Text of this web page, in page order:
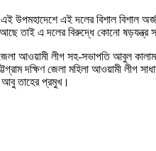
এই দলের বিশাল বিশাল
তাই এ দলের বিরুদ্ধে কোনো ষড়যন্ত্র
জেলা আওয়ামী লীগ সহ-সভাপতি আবুল
জেলা মহিলা আওয়ামী লীগ
আবু তাহের প্রমুখ।